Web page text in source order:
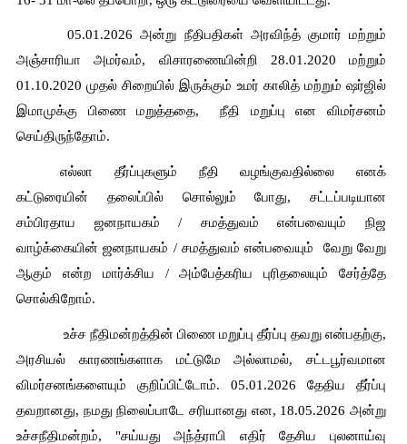
05.01.2026 அன்று நீதிபதிகள் அரவிந்த் குமார் மற்றும்
அஞ்சாரியா அமர்வம், விசாரணையின்றி 28.01.2020 மற்றும்
01.10.2020 முதல் சிறையில் இருக்கும் உமர் காலித் மற்றும் ஷர்ஜில்
இமாமுக்கு பிணை மறுத்ததை,  நீதி மறுப்பு என விமர்சனம்
செய்திருந்தோம்.
எல்லா தீர்ப்புகளும் நீதி வழங்குவதில்லை எனக்
கட்டுரையின் தலைப்பில் சொல்லும் போது, சட்டப்படியான
சம்பிரதாய ஜனநாயகம் / சமத்துவம் என்பவையும் நிஜ
வாழ்க்கையின் ஜனநாயகம் / சமத்துவம் என்பவையும்  வேறு வேறு
ஆகும் என்ற மார்க்சிய / அம்பேத்கரிய புரிதலையும் சேர்த்தே
சொல்கிறோம்.
உச்ச நீதிமன்றத்தின் பிணை மறுப்பு தீர்ப்பு தவறு என்பதற்கு,
அரசியல் காரணங்களாக மட்டுமே அல்லாமல், சட்டபூர்வமான
விமர்சனங்களையும் குறிப்பிட்டோம். 05.01.2026 தேதிய தீர்ப்பு
தவறானது, நமது நிலைப்பாடே சரியானது என, 18.05.2026 அன்று
உச்சநீதிமன்றம், "சய்யது அந்த்ராபி எதிர் தேசிய புலனாய்வு